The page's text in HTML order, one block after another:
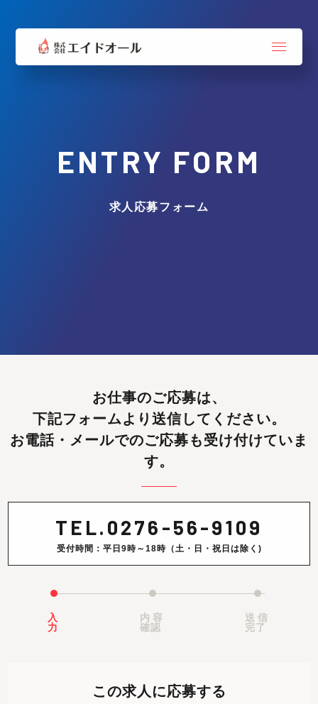
ENTRY FORM
求人応募フォーム
お仕事のご応募は、
下記フォームより送信してください。
お電話・メールでのご応募も受け付けていま
す。
TEL. 0276-56-9109
受付時間：平日9時～18時（土・日・祝日は除く)
入
力
内容
確認
送信
完了
この求人に応募する